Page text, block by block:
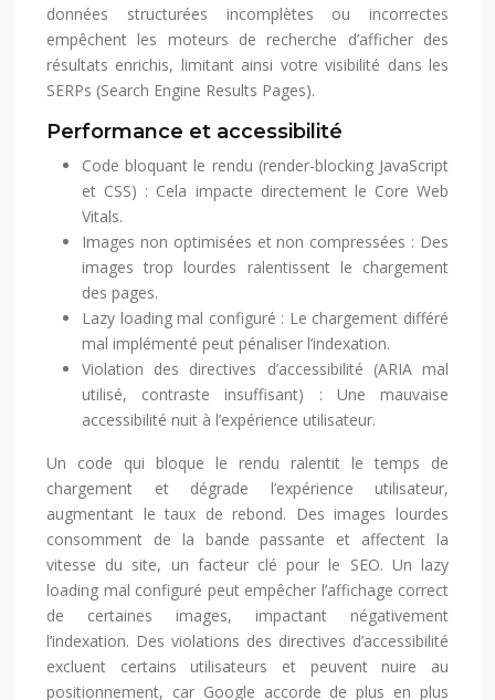
données structurées incomplètes ou incorrectes
empêchent les moteurs de recherche d’afficher des
résultats enrichis, limitant ainsi votre visibilité dans les
SERPs (Search Engine Results Pages).
Performance et accessibilité
Code bloquant le rendu (render-blocking JavaScript
et CSS) : Cela impacte directement le Core Web
Vitals.
Images non optimisées et non compressées : Des
images trop lourdes ralentissent le chargement
des pages.
Lazy loading mal configuré : Le chargement différé
mal implémenté peut pénaliser l’indexation.
Violation des directives d’accessibilité (ARIA mal
utilisé, contraste insuffisant) : Une mauvaise
accessibilité nuit à l’expérience utilisateur.
Un code qui bloque le rendu ralentit le temps de
chargement et dégrade l’expérience utilisateur,
augmentant le taux de rebond. Des images lourdes
consomment de la bande passante et affectent la
vitesse du site, un facteur clé pour le SEO. Un lazy
loading mal configuré peut empêcher l’affichage correct
de certaines images, impactant négativement
l’indexation. Des violations des directives d’accessibilité
excluent certains utilisateurs et peuvent nuire au
positionnement, car Google accorde de plus en plus